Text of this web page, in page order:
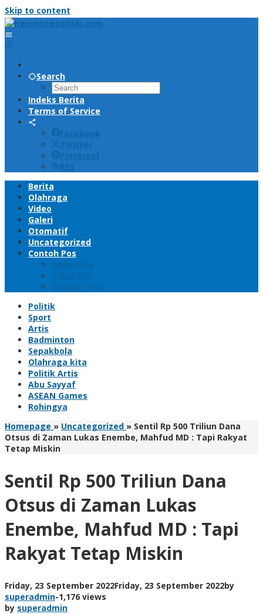
Skip to content
Search
Indeks Berita
Terms of Service
Facebook
Twitter
Pinterest
RSS
Berita
Olahraga
Video
Galeri
Otomatif
Uncategorized
Contoh Pos
Galeri Pos
Video Pos
Standar Pos
Politik
Sport
Artis
Badminton
Sepakbola
Olahraga kita
Politik Artis
Abu Sayyaf
ASEAN Games
Rohingya
Homepage » Uncategorized » Sentil Rp 500 Triliun Dana
Otsus di Zaman Lukas Enembe, Mahfud MD : Tapi Rakyat
Tetap Miskin
Sentil Rp 500 Triliun Dana
Otsus di Zaman Lukas
Enembe, Mahfud MD : Tapi
Rakyat Tetap Miskin
Friday, 23 September 2022Friday, 23 September 2022by
superadmin-1,176 views
by superadmin